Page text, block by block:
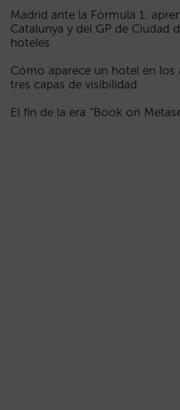
Madrid ante la Fórmula 1:
Catalunya y del GP de Ciudad
hoteles
Cómo aparece un hotel en los
tres capas de visibilidad
El fin de la era “Book on